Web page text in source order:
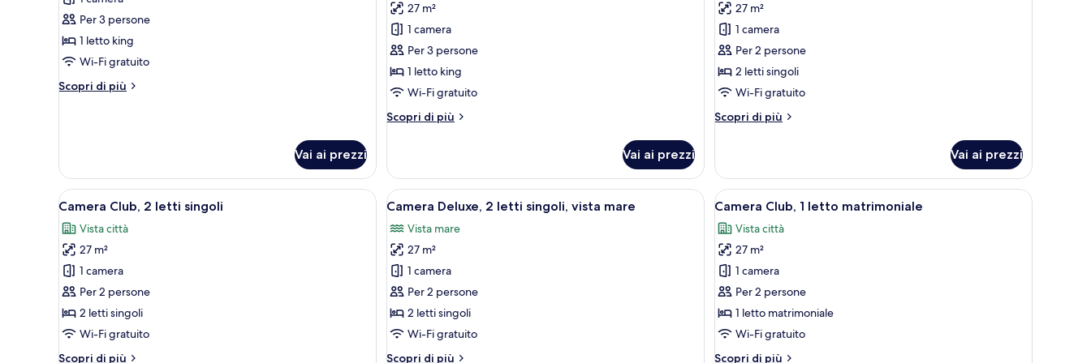
Suite
Club,
1
king,
Per 3 persone
1 letto king
Wi-Fi gratuito
Scopri di più
Altri
letto
king,
vista
Vai ai prezzi
Camera
Deluxe,
1
letto
king,
vista
27 m²
1 camera
Per 3 persone
1 letto king
Wi-Fi gratuito
Scopri di più
Altri
Deluxe,
letto
vista
mare
Vai ai prezzi
Camera
Deluxe,
2
letti
singoli,
vista
27 m²
1 camera
Per 2 persone
2 letti singoli
Wi-Fi gratuito
Scopri di più
Altri
Deluxe,
letti
vista
città
Vai ai prezzi
Apri
tutte
le
foto
per
Camera
Club,
2
Camera d'albergo con un letto grande, una TV, una scrivania e vista sulla città dalla finestra.
11
Camera Club, 2 letti singoli
Vista città
27 m²
1 camera
Per 2 persone
2 letti singoli
Wi-Fi gratuito
Scopri di più
Altri
Apri
tutte
le
foto
per
Camera
Deluxe,
2
Camera d'albergo con due letti, una scrivania con televisore, una finestra con tende e vista sulla città.
8
Camera Deluxe, 2 letti singoli, vista mare
Vista mare
27 m²
1 camera
Per 2 persone
2 letti singoli
Wi-Fi gratuito
Scopri di più
Altri
Apri
tutte
le
foto
per
Camera
Club,
1
Camera d'albergo con un letto grande, una
7
Camera Club, 1 letto matrimoniale
Vista città
27 m²
1 camera
Per 2 persone
1 letto matrimoniale
Wi-Fi gratuito
Scopri di più
Altri